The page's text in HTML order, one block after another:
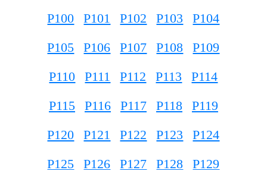
P100
P101 P102 P103
P104
P105
P106 P107 P108
P109
P110
P111 P112 P113
P114
P115
P116 P117 P118
P119
P120
P121 P122 P123
P124
P125
P126 P127 P128 P129